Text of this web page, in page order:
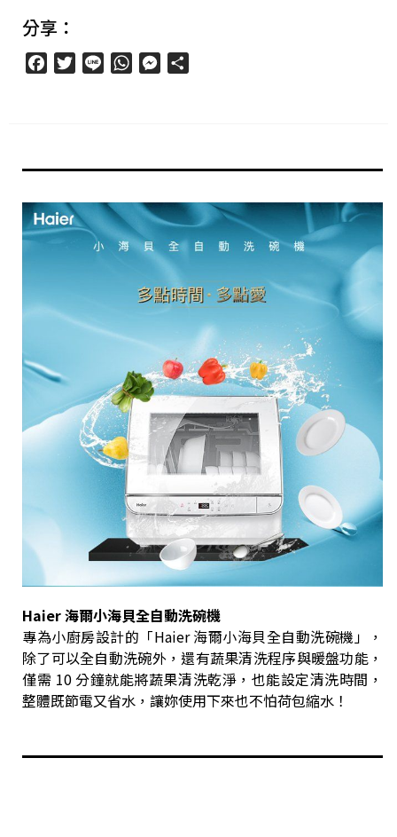
分享：
FacebookTwitter
Line WhatsAppMessenger
Haier 海爾小海貝全自動洗碗機
專為小廚房設計的「Haier 海爾小海貝全自動洗碗機」，
除了可以全自動洗碗外，還有蔬果清洗程序與暖盤功能，
僅需 10 分鐘就能將蔬果清洗乾淨，也能設定清洗時間，
整體既節電又省水，讓妳使用下來也不怕荷包縮水！